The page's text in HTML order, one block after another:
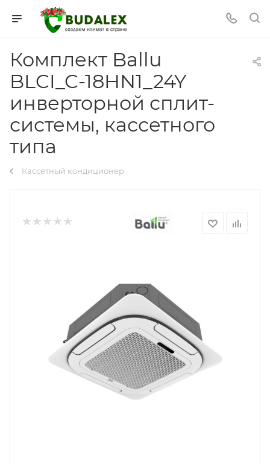
Комплект Ballu
BLCI_C-18HN1_24Y
инверторной сплит-
системы, кассетного
типа
Кассетный кондиционер